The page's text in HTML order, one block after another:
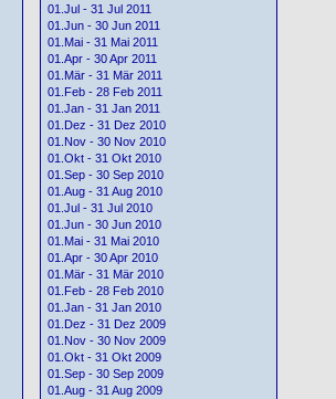
01.Jul - 31 Jul 2011
01.Jun - 30 Jun 2011
01.Mai - 31 Mai 2011
01.Apr - 30 Apr 2011
01.Mär - 31 Mär 2011
01.Feb - 28 Feb 2011
01.Jan - 31 Jan 2011
01.Dez - 31 Dez 2010
01.Nov - 30 Nov 2010
01.Okt - 31 Okt 2010
01.Sep - 30 Sep 2010
01.Aug - 31 Aug 2010
01.Jul - 31 Jul 2010
01.Jun - 30 Jun 2010
01.Mai - 31 Mai 2010
01.Apr - 30 Apr 2010
01.Mär - 31 Mär 2010
01.Feb - 28 Feb 2010
01.Jan - 31 Jan 2010
01.Dez - 31 Dez 2009
01.Nov - 30 Nov 2009
01.Okt - 31 Okt 2009
01.Sep - 30 Sep 2009
01.Aug - 31 Aug 2009